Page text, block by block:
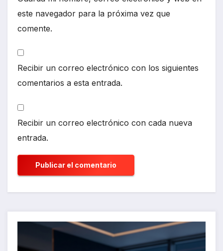
este navegador para la próxima vez que
comente.
Recibir un correo electrónico con los siguientes
comentarios a esta entrada.
Recibir un correo electrónico con cada nueva
entrada.